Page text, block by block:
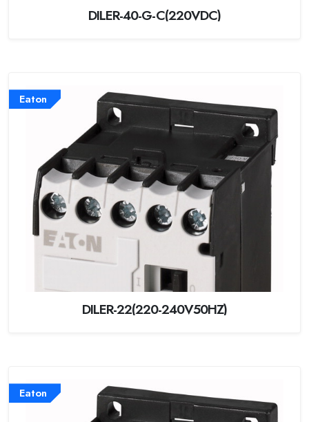
DILER-40-G-C(220VDC)
Eaton
DILER-22(220-240V50HZ)
Eaton